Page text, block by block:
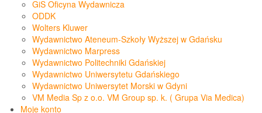
GiS Oficyna Wydawnicza
ODDK
Wolters Kluwer
Wydawnictwo Ateneum-Szkoły Wyższej w Gdańsku
Wydawnictwo Marpress
Wydawnictwo Politechniki Gdańskiej
Wydawnictwo Uniwersytetu Gdańskiego
Wydawnictwo Uniwersytet Morski w Gdyni
VM Media Sp z o.o. VM Group sp. k. ( Grupa Via Medica)
Moje konto